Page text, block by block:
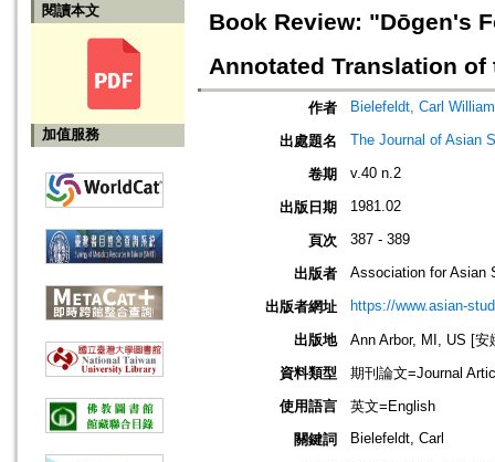
閱讀本文
加值服務
Book Review: "Dōgen's
Annotated Translation
作者 Bielefeldt, Carl William
出處題名 The Journal of Asian
卷期 v.40 n.2
出版日期 1981.02
頁次 387 - 389
出版者 Association for Asian
出版者網址 https://www.asian-
出版地
Ann Arbor, MI, US [
資料類型
期刊論文=Journal
使用語言
英文=English
關鍵詞
Bielefeldt, Carl